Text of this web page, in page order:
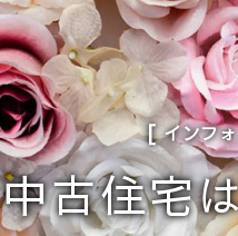
インフ
古住宅